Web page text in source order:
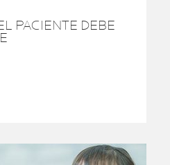
PACIENTE DEBE